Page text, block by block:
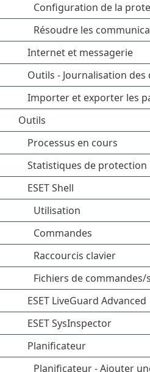
Configuration de la
Résoudre les
Internet et messagerie
Outils - Journalisation
Importer et exporter les
Outils
Processus en cours
Statistiques de protection
ESET Shell
Utilisation
Commandes
Raccourcis clavier
Fichiers de commandes/
ESET LiveGuard Advanced
ESET SysInspector
Planificateur
Planificateur - Ajouter